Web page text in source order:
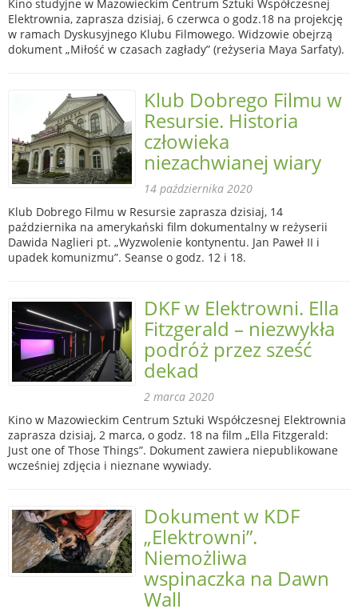
Kino studyjne w Mazowieckim Centrum Sztuki Współczesnej
Elektrownia, zaprasza dzisiaj, 6 czerwca o godz.18 na projekcję
w ramach Dyskusyjnego Klubu Filmowego. Widzowie obejrzą
dokument „Miłość w czasach zagłady” (reżyseria Maya Sarfaty).
Klub Dobrego Filmu w
Resursie. Historia
człowieka
niezachwianej wiary
14 października 2020
Klub Dobrego Filmu w Resursie zaprasza dzisiaj, 14
października na amerykański film dokumentalny w reżyserii
Dawida Naglieri pt. „Wyzwolenie kontynentu. Jan Paweł II i
upadek komunizmu”. Seanse o godz. 12 i 18.
DKF w Elektrowni. Ella
Fitzgerald – niezwykła
podróż przez sześć
dekad
2 marca 2020
Kino w Mazowieckim Centrum Sztuki Współczesnej Elektrownia
zaprasza dzisiaj, 2 marca, o godz. 18 na film „Ella Fitzgerald:
Just one of Those Things”. Dokument zawiera niepublikowane
wcześniej zdjęcia i nieznane wywiady.
Dokument w KDF
„Elektrowni”.
Niemożliwa
wspinaczka na Dawn
Wall